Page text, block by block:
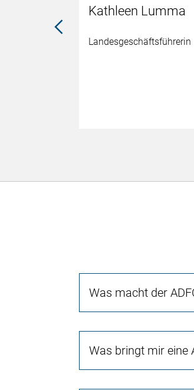
Kathleen Lumma
Landesgeschäftsführerin
Was macht der
Was bringt mir eine